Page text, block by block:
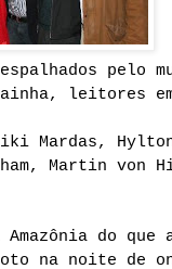
pelo
leitores
Niki Mardas,
Martin von
Amazônia do
na noite de